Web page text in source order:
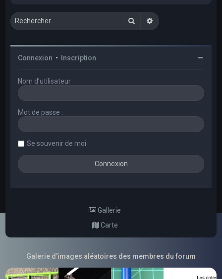
RechercherRecherche avancée
Connexion • Inscription
Nom d’utilisateur :
Mot de passe :
Se souvenir de moi
Gallerie
Carte
Galerie d'images aléatoires des membres du forum